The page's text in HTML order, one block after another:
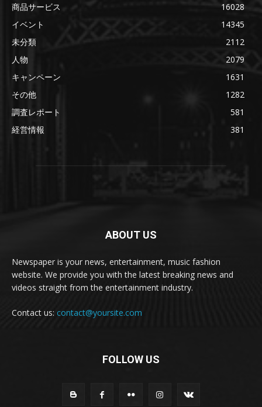
商品サービス
16028
イベント
14345
未分類
2112
人物
2079
キャンペーン
1631
その他
1282
調査レポート
581
経営情報
381
ABOUT US
Newspaper is your news, entertainment, music fashion
website. We provide you with the latest breaking news and
videos straight from the entertainment industry.
Contact us: contact@yoursite.com
FOLLOW US